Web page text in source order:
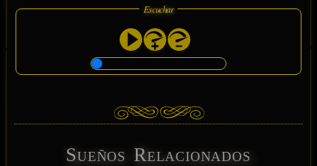
Escuchar
Sueños Relacionados